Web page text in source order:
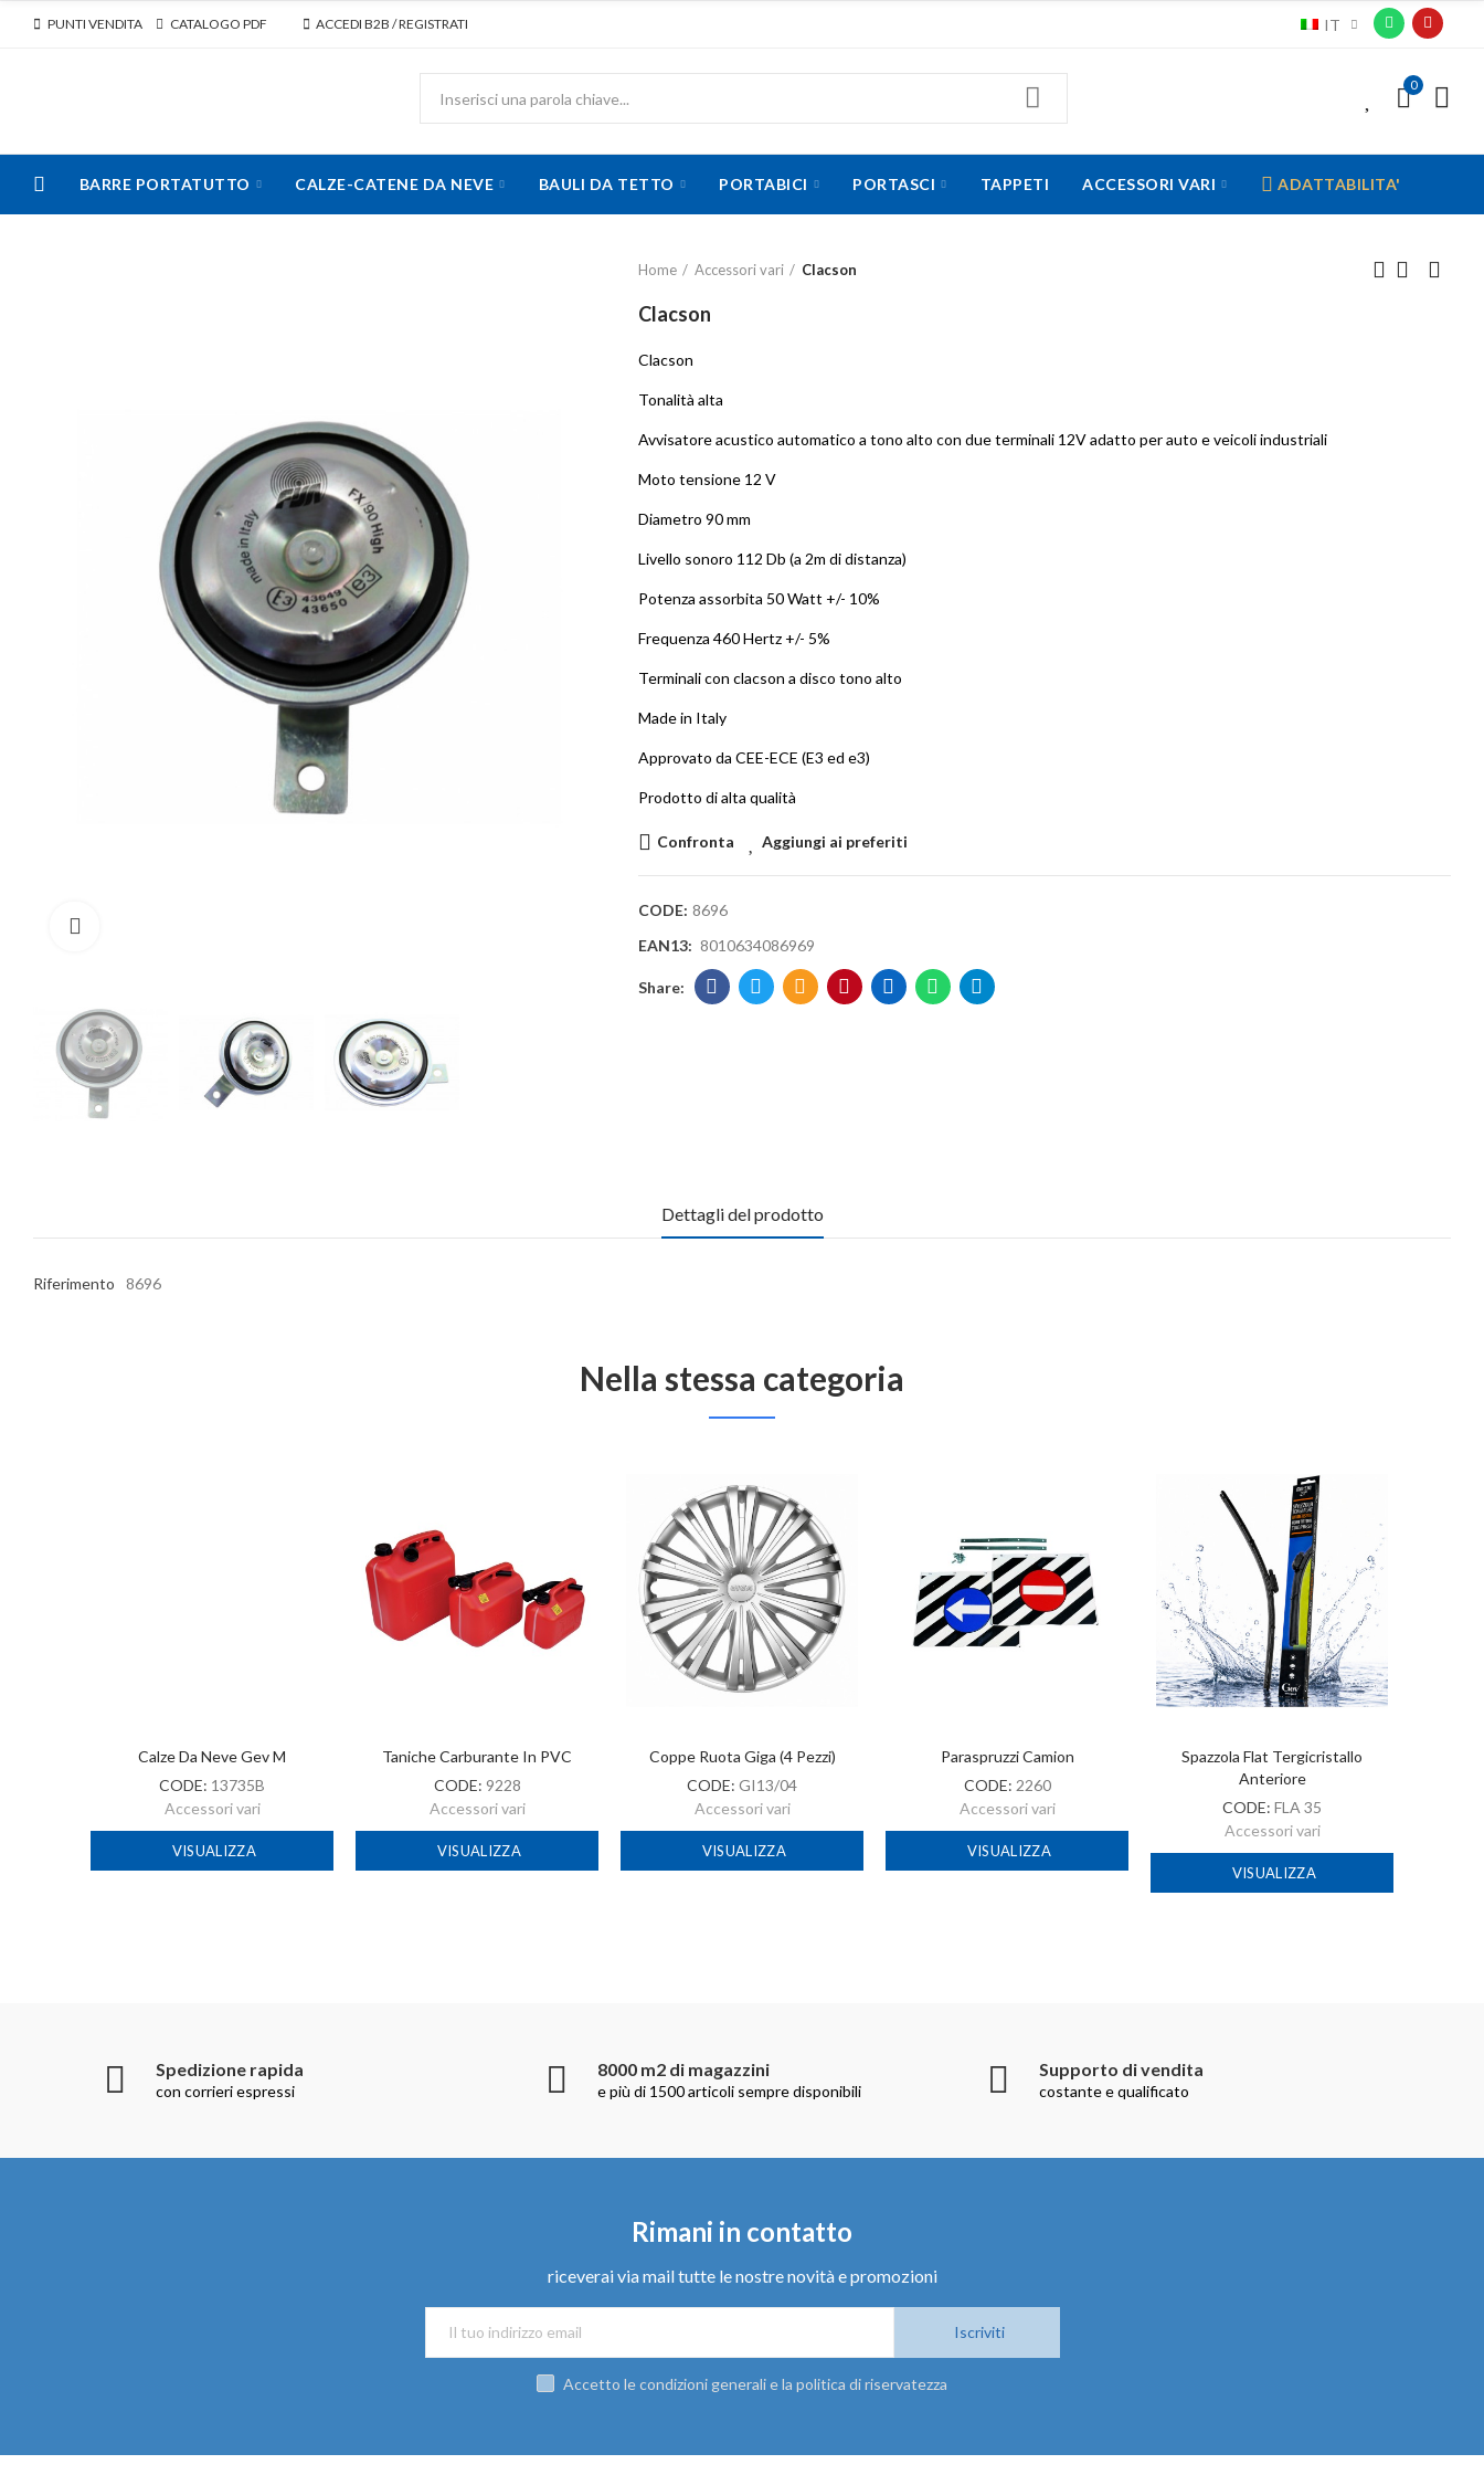
PUNTI VENDITA CATALOGO PDF ACCEDI B2B / REGISTRATI IT
0
BARRE PORTATUTTO CALZE-CATENE DA NEVE BAULI DA TETTO PORTABICI PORTASCI TAPPETI ACCESSORI VARI ADATTABILITA'
Home Accessori vari Clacson
Clacson
Clacson
Tonalità alta
Avvisatore acustico automatico a tono alto con due terminali 12V adatto per auto e veicoli industriali
Moto tensione 12 V
Diametro 90 mm
Livello sonoro 112 Db (a 2m di distanza)
Potenza assorbita 50 Watt +/- 10%
Frequenza 460 Hertz +/- 5%
Terminali con clacson a disco tono alto
Made in Italy
Approvato da CEE-ECE (E3 ed e3)
Prodotto di alta qualità
Confronta Aggiungi ai preferiti
CODE: 8696
EAN13: 8010634086969
Dettagli del prodotto
Riferimento 8696
Nella stessa categoria
Calze Da Neve Gev M
CODE: 13735B
Accessori vari
VISUALIZZA
Taniche Carburante In PVC
CODE: 9228
Accessori vari
VISUALIZZA
Coppe Ruota Giga (4 Pezzi)
CODE: GI13/04
Accessori vari
VISUALIZZA
Paraspruzzi Camion
CODE: 2260
Accessori vari
VISUALIZZA
Spazzola Flat Tergicristallo
Anteriore
CODE: FLA 35
Accessori vari
VISUALIZZA
Spedizione rapida
con corrieri espressi
8000 m2 di magazzini
e più di 1500 articoli sempre disponibili
Supporto di vendita
costante e qualificato
Rimani in contatto
riceverai via mail tutte le nostre novità e promozioni
Iscriviti
Accetto le condizioni generali e la politica di riservatezza